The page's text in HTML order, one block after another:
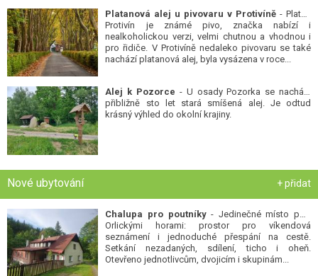
Platanová alej u pivovaru v Protivíně - Platan
Protivín je známé pivo, značka nabízí i
nealkoholickou verzi, velmi chutnou a vhodnou i
pro řidiče. V Protivíně nedaleko pivovaru se také
nachází platanová alej, byla vysázena v roce...
Alej k Pozorce - U osady Pozorka se nachází
přibližně sto let stará smíšená alej. Je odtud
krásný výhled do okolní krajiny.
Nové ubytování + přidat
Chalupa pro poutníky- Jedinečné místo pod
Orlickými horami: prostor pro víkendová
seznámení i jednoduché přespání na cestě.
Setkání nezadaných, sdílení, ticho i oheň.
Otevřeno jednotlivcům, dvojicím i skupinám...